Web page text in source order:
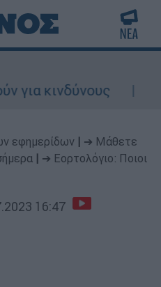
Πρέπει να
εφημερίδων
➔ Μάθετε
➔ Εορτολόγιο: Ποιοι
16:47